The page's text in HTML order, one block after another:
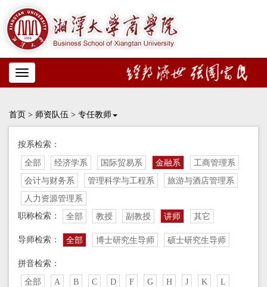
Toggle
navigation
首页 > 师资队伍 > 专任教师
按系检索：
全部 经济学系 国际贸易系 金融系
工商管理系
会计与财务系
管理科学与工程系
旅游与酒店管理系
人力资源管理系
职称检索：
全部 教授 副教授 讲师 其它
导师检索： 全部 博士研究生导师 硕士研究生导师
拼音检索：
全部 A B C D F G H J K
L